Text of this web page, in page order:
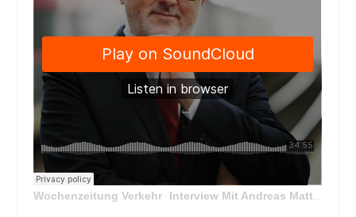
Wochenzeitung Verkehr · Interview Mit Andreas Matthä, CEO der ÖBB Holding